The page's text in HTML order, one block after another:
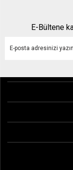
E-Bültene